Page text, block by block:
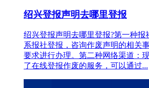
绍兴登报声明去哪里登报
绍兴登报声明去哪里登报?第一种报
系报社登报，咨询作废声明的相关
要求进行办理。第二种网络渠道：
了在线登报作废的服务，可以通过...